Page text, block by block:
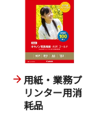
用紙・業務プ
リンター用消
耗品